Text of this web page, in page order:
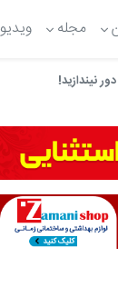
مجله ویدیو
نیندازید!